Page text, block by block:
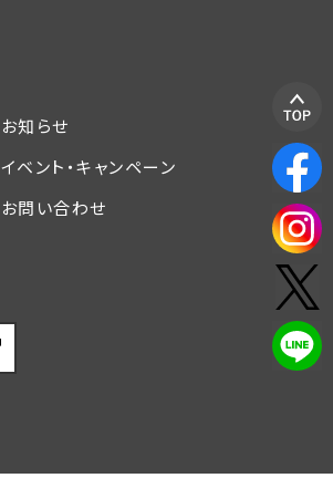
お知らせ
イベント・キャンペーン
お問い合わせ